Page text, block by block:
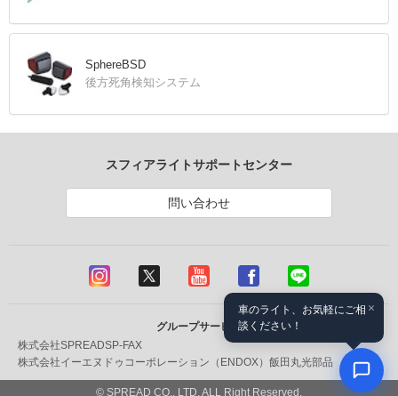
SphereBSD
後方死角検知システム
スフィアライトサポートセンター
問い合わせ
グループサービス
株式会社SPREADSP-FAX
株式会社イーエヌドゥコーポレーション（ENDOX） 飯田丸光部品
© SPREAD CO., LTD. ALL Right Reserved.
×
車のライト、お気軽にご相
談ください！